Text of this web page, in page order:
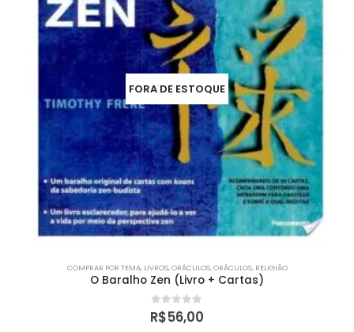
FORA DE ESTOQUE
COMPRAR POR TEMA, LIVROS,ORÁCULOS,ORÁCULOS, RELIGIÃO
O Baralho Zen (Livro + Cartas)
0out of 5
R$56,00